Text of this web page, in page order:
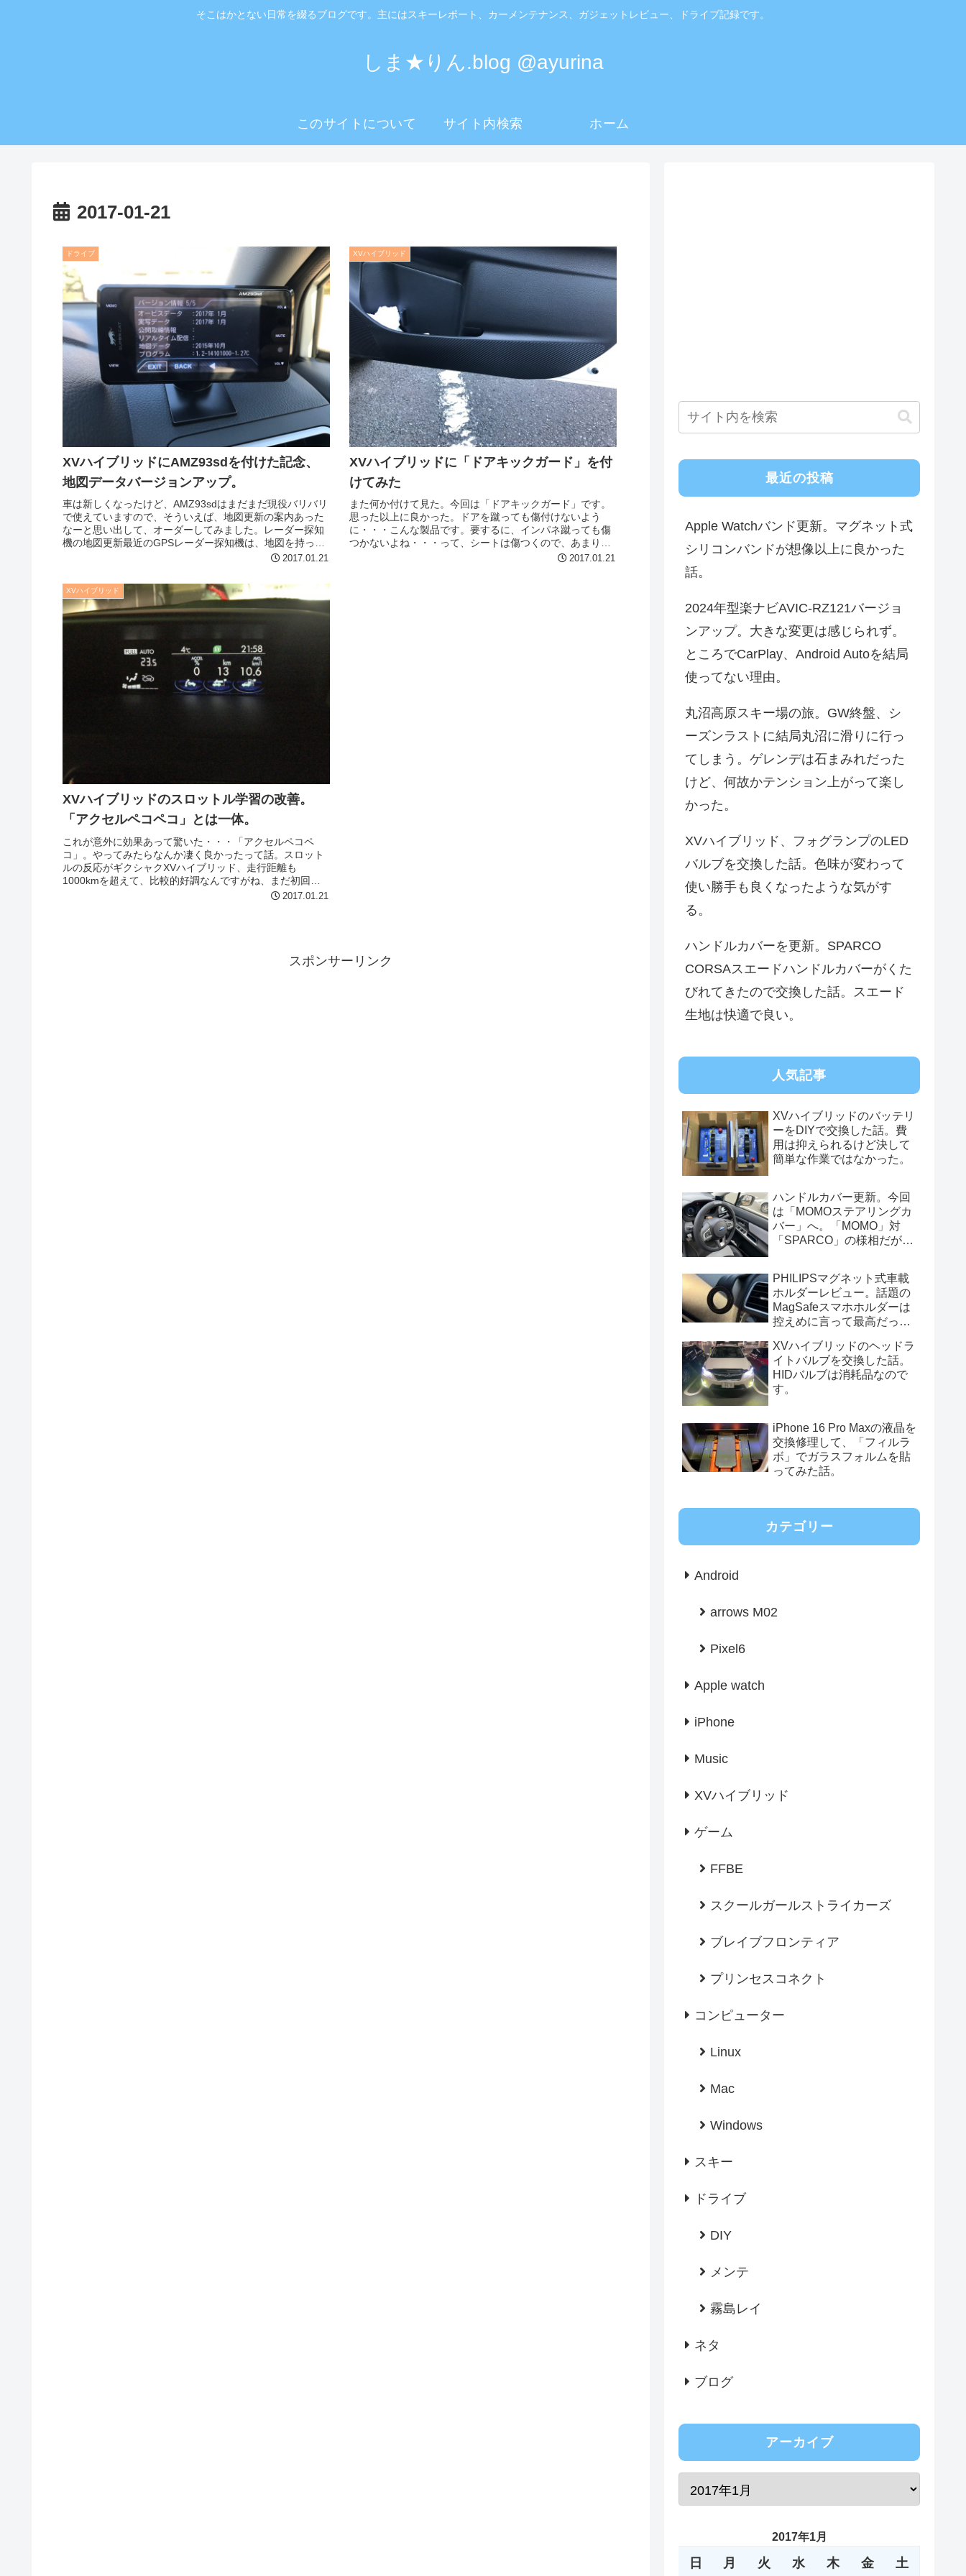
そこはかとない日常を綴るブログです。主にはスキーレポート、カーメンテナンス、ガジェットレビュー、ドライブ記録です。
しま★りん.blog @ayurina
このサイトについて サイト内検索 ホーム
2017-01-21
ドライブ
XVハイブリッドにAMZ93sdを付けた記念、
地図データバージョンアップ。
車は新しくなったけど、AMZ93sdはまだまだ現役バリバリ
で使えていますので、そういえば、地図更新の案内あった
なーと思い出して、オーダーしてみました。レーダー探知
機の地図更新最近のGPSレーダー探知機は、地図を持って
2017.01.21
XVハイブリッド
XVハイブリッドに「ドアキックガード」を付
けてみた
また何か付けて見た。今回は「ドアキックガード」です。
思った以上に良かった。ドアを蹴っても傷付けないよう
に・・・こんな製品です。要するに、インパネ蹴っても傷
つかないよね・・・って、シートは傷つくので、あまり関
2017.01.21
XVハイブリッド
XVハイブリッドのスロットル学習の改善。
「アクセルペコペコ」とは一体。
これが意外に効果あって驚いた・・・「アクセルペコペ
コ」。やってみたらなんか凄く良かったって話。スロット
ルの反応がギクシャクXVハイブリッド、走行距離も
1000kmを超えて、比較的好調なんですがね、まだ初回オ
2017.01.21
スポンサーリンク
最近の投稿
Apple Watchバンド更新。マグネット式
シリコンバンドが想像以上に良かった
話。
2024年型楽ナビAVIC-RZ121バージョ
ンアップ。大きな変更は感じられず。
ところでCarPlay、Android Autoを結局
使ってない理由。
丸沼高原スキー場の旅。GW終盤、シ
ーズンラストに結局丸沼に滑りに行っ
てしまう。ゲレンデは石まみれだった
けど、何故かテンション上がって楽し
かった。
XVハイブリッド、フォグランプのLED
バルブを交換した話。色味が変わって
使い勝手も良くなったような気がす
る。
ハンドルカバーを更新。SPARCO
CORSAスエードハンドルカバーがくた
びれてきたので交換した話。スエード
生地は快適で良い。
人気記事
XVハイブリッドのバッテリ
ーをDIYで交換した話。費
用は抑えられるけど決して
簡単な作業ではなかった。
ハンドルカバー更新。今回
は「MOMOステアリングカ
バー」へ。「MOMO」対
「SPARCO」の様相だが、
PHILIPSマグネット式車載
ホルダーレビュー。話題の
MagSafeスマホホルダーは
控えめに言って最高だっ
XVハイブリッドのヘッドラ
イトバルブを交換した話。
HIDバルブは消耗品なので
す。
iPhone 16 Pro Maxの液晶を
交換修理して、「フィルラ
ボ」でガラスフォルムを貼
ってみた話。
カテゴリー
Android
arrows M02
Pixel6
Apple watch
iPhone
Music
XVハイブリッド
ゲーム
FFBE
スクールガールストライカーズ
ブレイブフロンティア
プリンセスコネクト
コンピューター
Linux
Mac
Windows
スキー
ドライブ
DIY
メンテ
霧島レイ
ネタ
ブログ
アーカイブ
2017年1月
日 月 火 水 木 金 土